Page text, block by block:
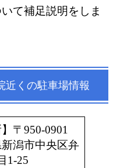
て補足説明をしま
近くの駐車場情報
】〒950-0901
潟市中央区弁
1-25